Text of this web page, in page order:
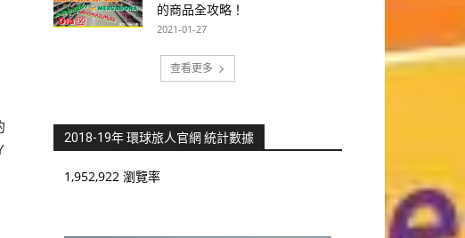
的商品全攻略！
2021-01-27
查看更多
2018-19年 環球旅人官網 統計數據
1,952,922 瀏覽率